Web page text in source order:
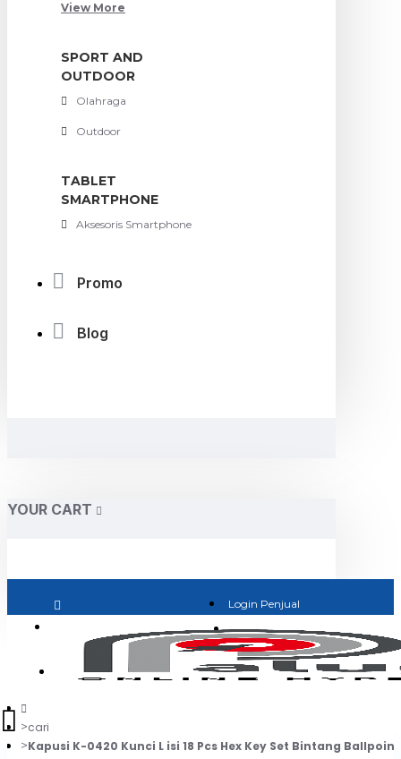
View More
SPORT AND
OUTDOOR
Olahraga
Outdoor
TABLET
SMARTPHONE
Aksesoris Smartphone
Promo
Blog
YOUR CART
Login Penjual
Jadi Penjual
cari
Kapusi K-0420 Kunci L isi 18 Pcs Hex Key Set Bintang Ballpoint